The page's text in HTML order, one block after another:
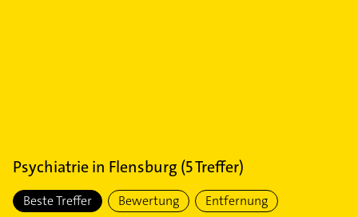
Psychiatriein Flensburg (5Treffer)
Beste Treffer Bewertung Entfernung